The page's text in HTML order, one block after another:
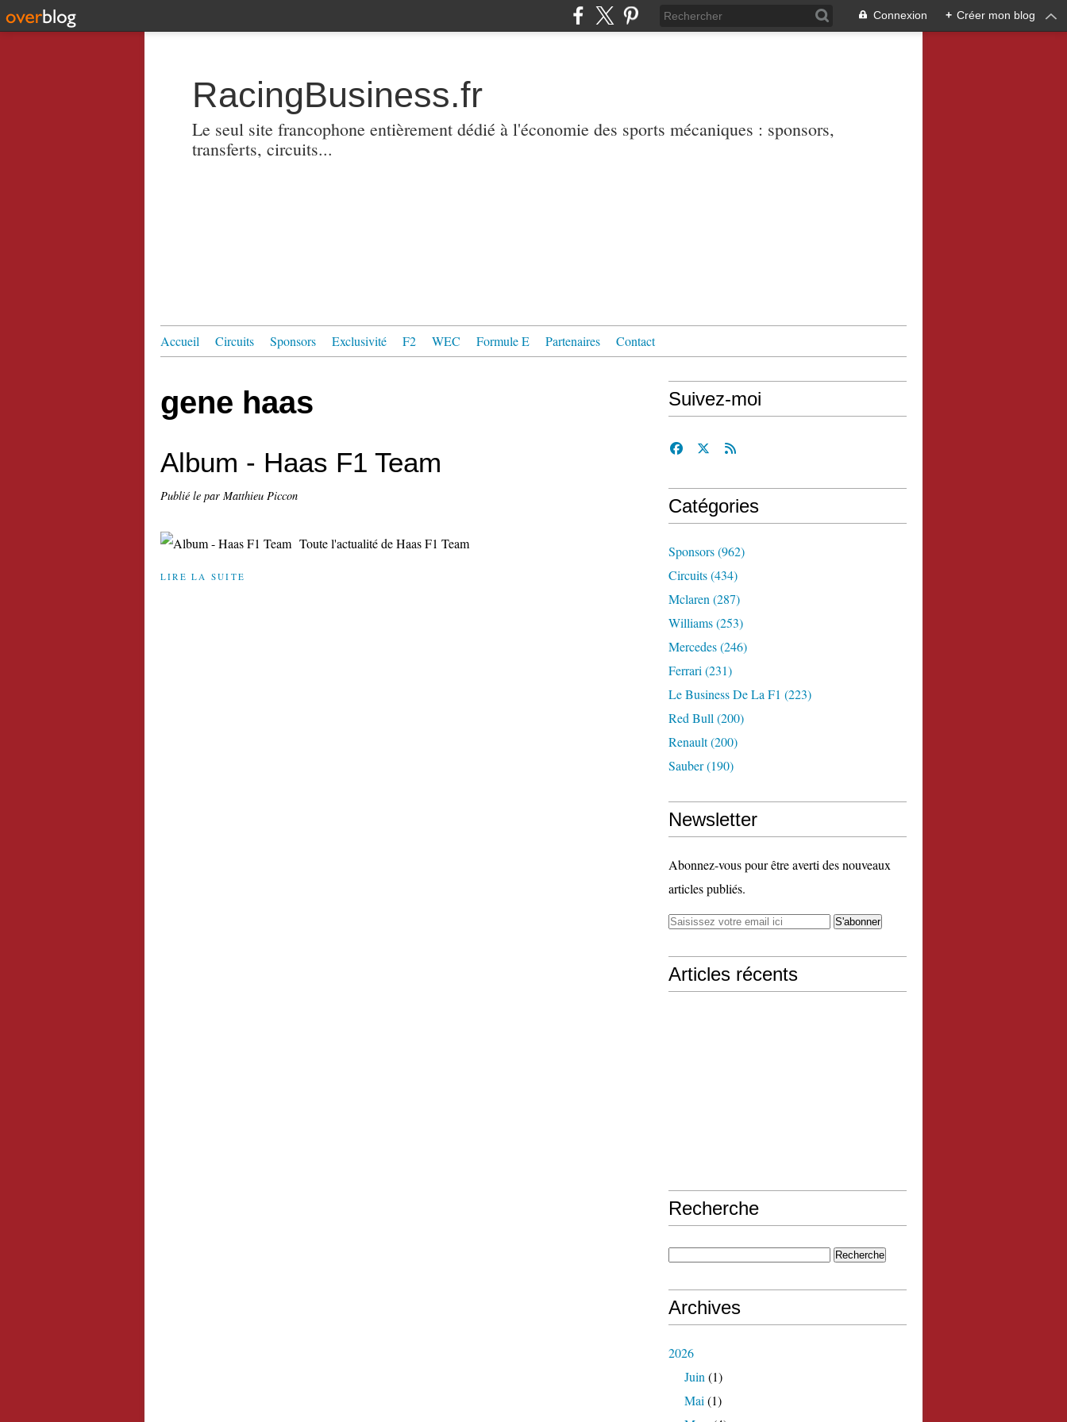
Connexion + Créer mon blog
RacingBusiness.fr
Le seul site francophone entièrement dédié à l'économie des sports mécaniques : sponsors,
transferts, circuits...
Accueil Circuits Sponsors Exclusivité F2 WEC Formule E Partenaires Contact
gene haas
Album - Haas F1 Team
Publié le par Matthieu Piccon
Toute l'actualité de Haas F1 Team
LIRE LA SUITE
Suivez-moi
Catégories
Sponsors(962)
Circuits(434)
Mclaren (287)
Williams(253)
Mercedes(246)
Ferrari (231)
Le Business De La F1 (223)
Red Bull (200)
Renault(200)
Sauber(190)
Newsletter
Abonnez-vous pour être averti des nouveaux
articles publiés.
Articles récents
Recherche
Archives
2026
Juin (1)
Mai (1)